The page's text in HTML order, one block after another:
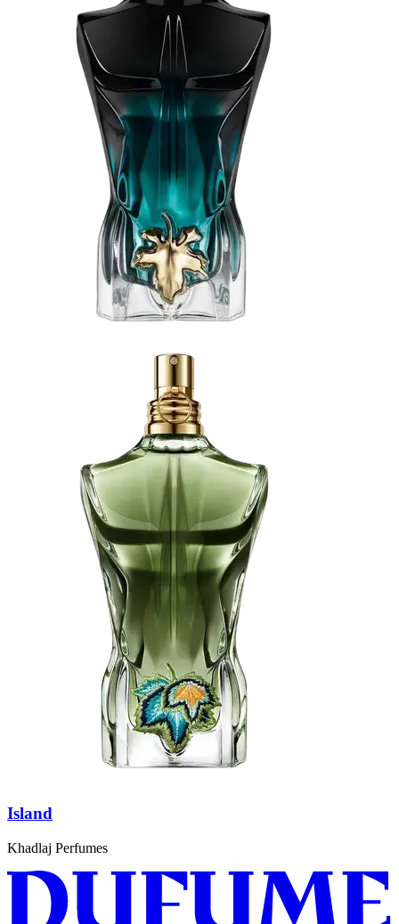
Island
Khadlaj Perfumes